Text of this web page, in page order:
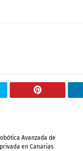
Avanzada de
en Canarias